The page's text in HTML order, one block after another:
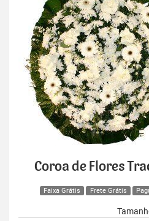
Coroa de Flores
Faixa Grátis Frete Grátis